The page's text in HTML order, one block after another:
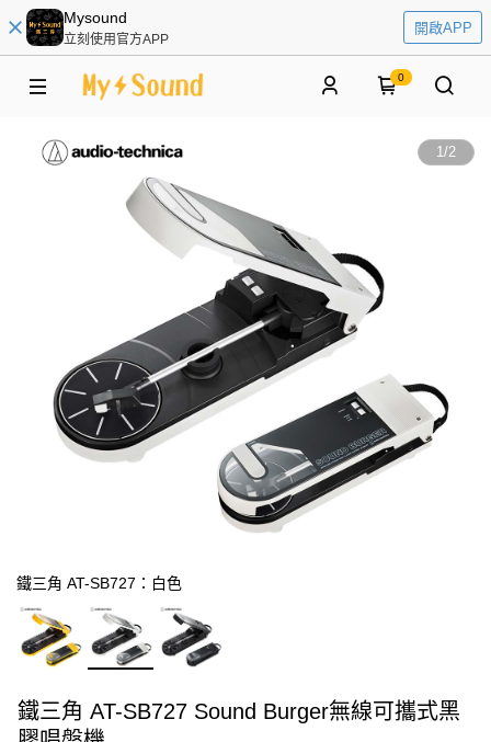
Mysound
立刻使用官方APP
開啟APP
0
1/2
鐵三角 AT-SB727：白色
鐵三角 AT-SB727 Sound Burger無線可攜式黑